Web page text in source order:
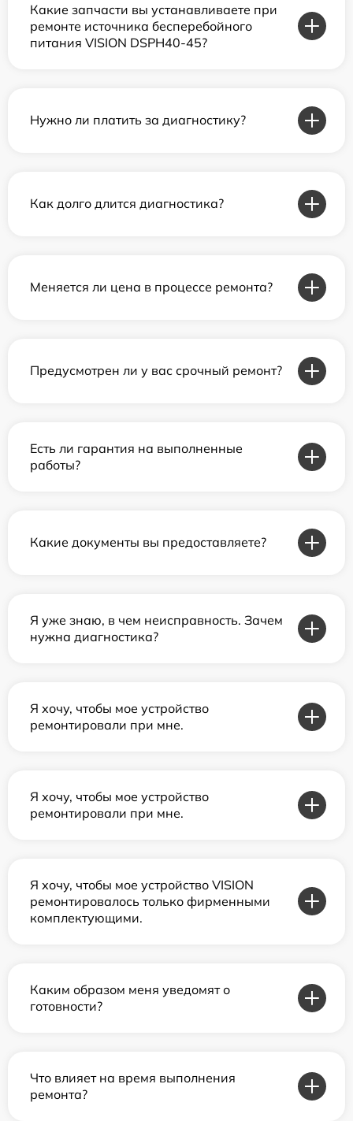
Какие запчасти вы устанавливаете при
ремонте источника бесперебойного
питания VISION DSPH40-45?
Нужно ли платить за диагностику?
Как долго длится диагностика?
Меняется ли цена в процессе ремонта?
Предусмотрен ли у вас срочный ремонт?
Есть ли гарантия на выполненные
работы?
Какие документы вы предоставляете?
Я уже знаю, в чем неисправность. Зачем
нужна диагностика?
Я хочу, чтобы мое устройство
ремонтировали при мне.
Я хочу, чтобы мое устройство
ремонтировали при мне.
Я хочу, чтобы мое устройство VISION
ремонтировалось только фирменными
комплектующими.
Каким образом меня уведомят о
готовности?
Что влияет на время выполнения
ремонта?